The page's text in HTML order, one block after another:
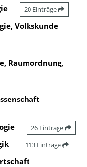
20 Einträge
Volkskunde
Raumordnung,
26 Einträge
113 Einträge